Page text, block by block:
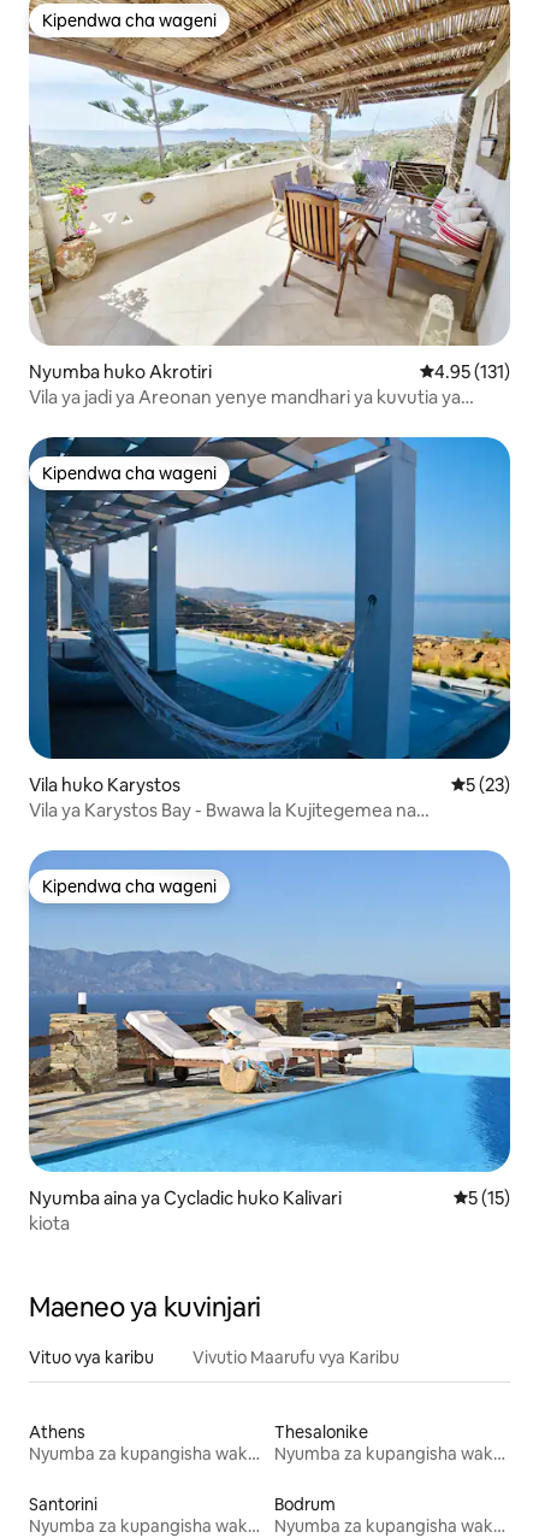
Kipendwa cha wageni
Kipendwa cha wageni
Nyumba huko Akrotiri Ukadiriaji wa
4.95 (131)
Vila ya jadi ya Areonan yenye mandhari ya kuvutia ya
Kipendwa cha wageni
Kipendwa cha wageni
Vila huko Karystos Ukadiriaji
5 (23)
Vila ya Karystos Bay - Bwawa la Kujitegemea na
Kipendwa cha wageni
Kipendwa cha wageni
Nyumba aina ya Cycladic huko Kalivari Ukadiriaji
5 (15)
kiota
Maeneo ya kuvinjari
Vituo vya karibu Vivutio Maarufu vya Karibu
Athens
Nyumba za kupangisha wakati wa likizo
Thesalonike
Nyumba za kupangisha wakati wa likizo
Santorini
Nyumba za kupangisha wakati wa likizo
Bodrum
Nyumba za kupangisha wakati wa likizo